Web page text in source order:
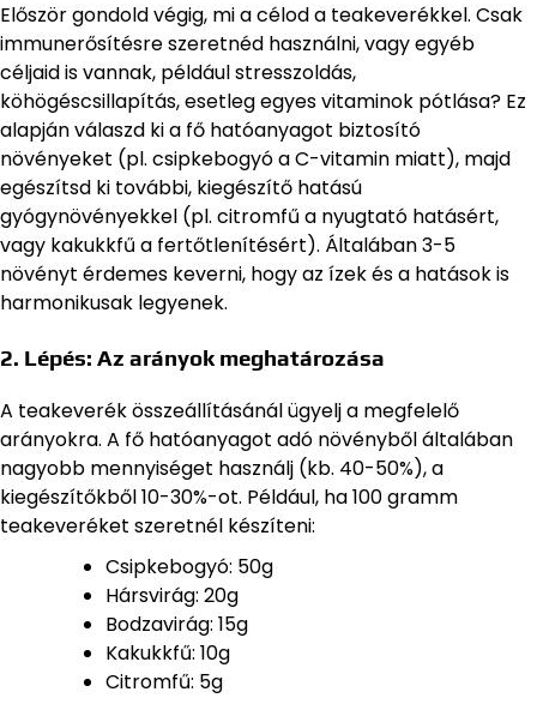
Először gondold végig, mi a célod a teakeverékkel. Csak
immunerősítésre szeretnéd használni, vagy egyéb
céljaid is vannak, például stresszoldás,
köhögéscsillapítás, esetleg egyes vitaminok pótlása? Ez
alapján válaszd ki a fő hatóanyagot biztosító
növényeket (pl. csipkebogyó a C-vitamin miatt), majd
egészítsd ki további, kiegészítő hatású
gyógynövényekkel (pl. citromfű a nyugtató hatásért,
vagy kakukkfű a fertőtlenítésért). Általában 3-5
növényt érdemes keverni, hogy az ízek és a hatások is
harmonikusak legyenek.
2. Lépés: Az arányok meghatározása
A teakeverék összeállításánál ügyelj a megfelelő
arányokra. A fő hatóanyagot adó növényből általában
nagyobb mennyiséget használj (kb. 40-50%), a
kiegészítőkből 10-30%-ot. Például, ha 100 gramm
teakeveréket szeretnél készíteni:
Csipkebogyó: 50g
Hársvirág: 20g
Bodzavirág: 15g
Kakukkfű: 10g
Citromfű: 5g